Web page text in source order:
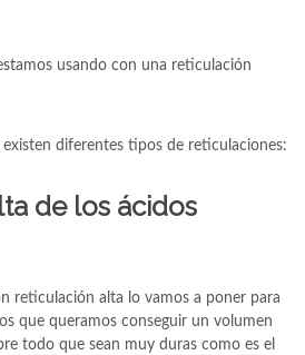
usando con una reticulación
diferentes tipos de reticulaciones:
de los ácidos
reticulación alta lo vamos a poner para
que queramos conseguir un volumen
todo que sean muy duras como es el